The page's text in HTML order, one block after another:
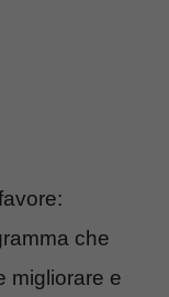
che
migliorare e